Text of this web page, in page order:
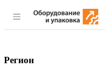
Раздел
Современное
Фильтры
Регион